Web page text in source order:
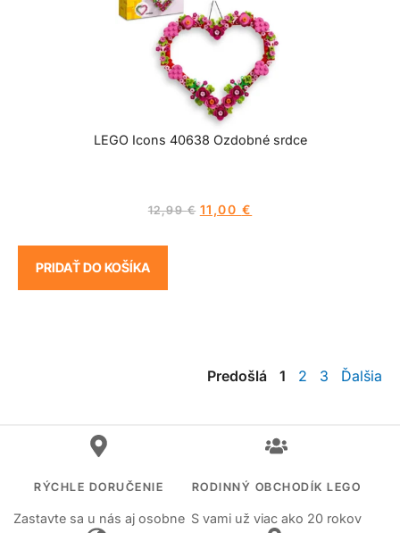
LEGO Icons 40638 Ozdobné srdce
12,99€ 11,00 €
PRIDAŤ DO KOŠÍKA
Predošlá 1 2 3 Ďalšia
RÝCHLE DORUČENIE
Zastavte sa u nás aj osobne
RODINNÝ OBCHODÍK LEGO
S vami už viac ako 20 rokov